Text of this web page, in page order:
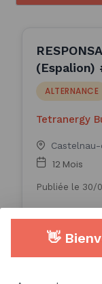
(Espalion)
ALTERNANCE
Tetranergy
12 Mois
Publiée le 30/
👋